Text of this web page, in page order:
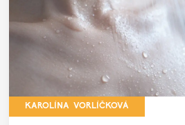
KAROLÍNA VORLÍČKOVÁ